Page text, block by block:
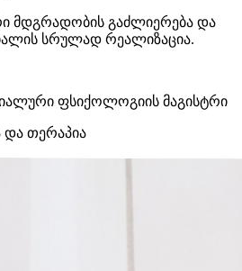
მდგრადობის გაძლიერება და
სრულად რეალიზაცია.
ფსიქოლოგიის მაგისტრი
და თერაპია